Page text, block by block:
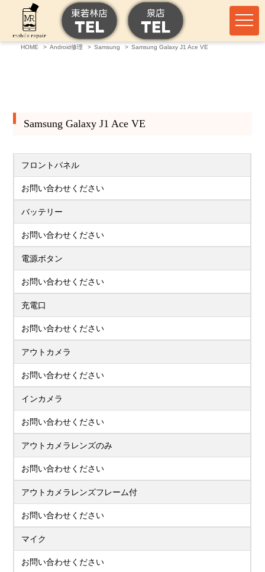
HOME Android修理 Samsung Samsung Galaxy J1 Ace VE
Samsung Galaxy J1 Ace VE
フロントパネル
お問い合わせください
バッテリー
お問い合わせください
電源ボタン
お問い合わせください
充電口
お問い合わせください
アウトカメラ
お問い合わせください
インカメラ
お問い合わせください
アウトカメラレンズのみ
お問い合わせください
アウトカメラレンズフレーム付
お問い合わせください
マイク
お問い合わせください